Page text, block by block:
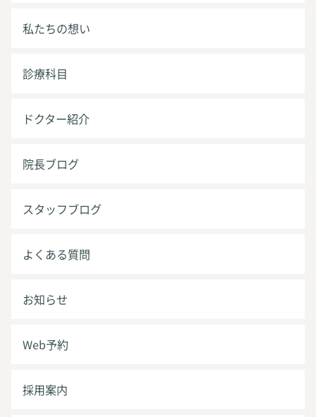
私たちの想い
診療科目
ドクター紹介
院長ブログ
スタッフブログ
よくある質問
お知らせ
Web予約
採用案内